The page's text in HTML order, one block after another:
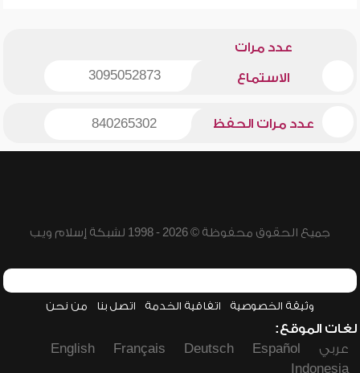
عدد مرات
الاستماع 3095052873
عدد مرات الحفظ 840265302
جميع الحقوق محفوظة © 2026 - 1998 لشبكة إسلام ويب
وثيقة الخصوصية اتفاقية الخدمة اتصل بنا من نحن
لغات الموقع:
عربي
Español
Deutsch
Français
English
Indonesia